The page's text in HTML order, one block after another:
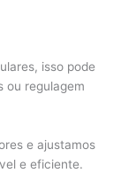
isso pode
ou regulagem
e ajustamos
e eficiente.